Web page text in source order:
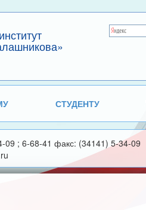
СТУДЕНТУ
09 ; 6-68-41 факс: (34141) 5-34-09